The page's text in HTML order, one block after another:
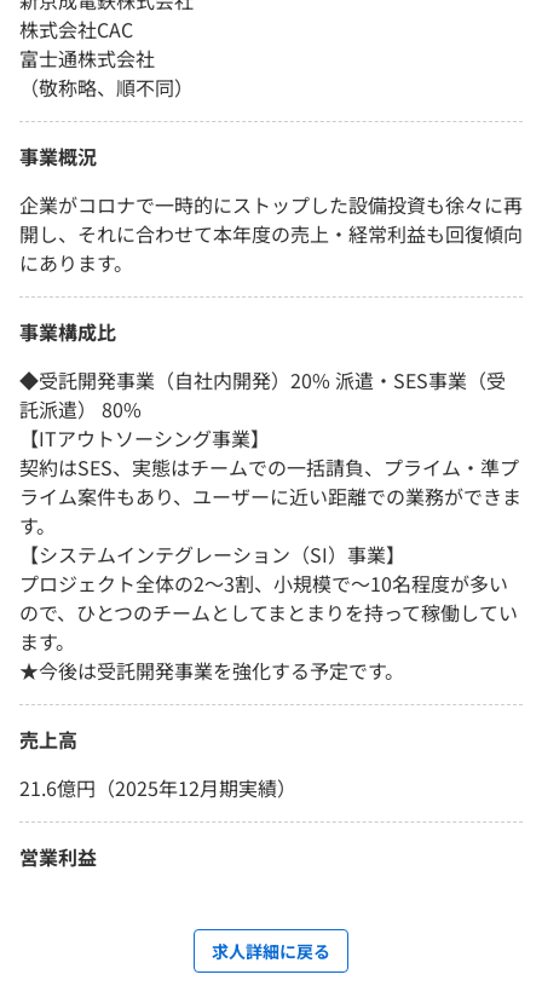
株式会社CAC
富士通株式会社
（敬称略、順不同）
事業概況
企業がコロナで一時的にストップした設備投資も徐々に再
開し、それに合わせて本年度の売上・経常利益も回復傾向
にあります。
事業構成比
◆受託開発事業（自社内開発）20% 派遣・SES事業（受
託派遣） 80%
【ITアウトソーシング事業】
契約はSES、実態はチームでの一括請負、プライム・準プ
ライム案件もあり、ユーザーに近い距離での業務ができま
す。
【システムインテグレーション（SI）事業】
プロジェクト全体の2～3割、小規模で～10名程度が多い
ので、ひとつのチームとしてまとまりを持って稼働してい
ます。
★今後は受託開発事業を強化する予定です。
売上高
21.6億円（2025年12月期実績）
営業利益
求人詳細に戻る